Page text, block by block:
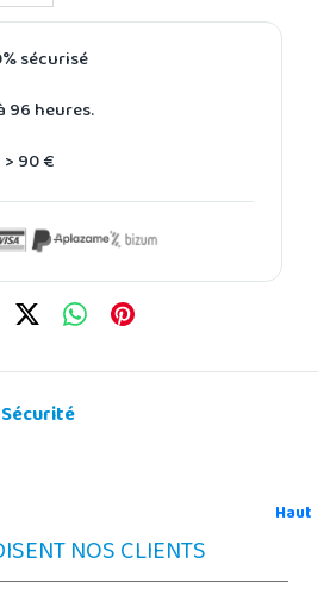
sécurisé
96 heures.
90 €
Sécurité
Haut
NOS CLIENTS